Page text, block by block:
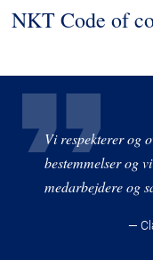
Presse & Events
Om os
Bæredygtighed
NKT Code of
Vi respekterer og
bestemmelser og
medarbejdere og
—